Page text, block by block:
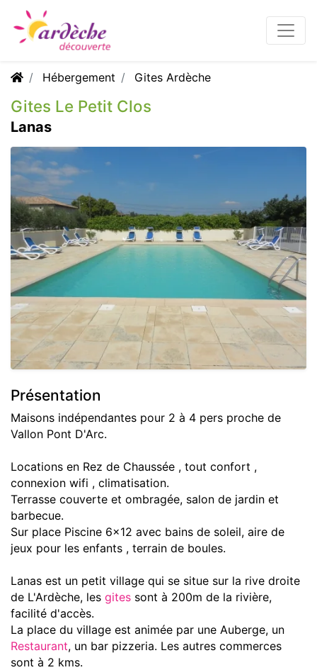
Hébergement Gites Ardèche
Gites Le Petit Clos
Lanas
Présentation
Maisons indépendantes pour 2 à 4 pers proche de
Vallon Pont D'Arc.
Locations en Rez de Chaussée , tout confort ,
connexion wifi , climatisation.
Terrasse couverte et ombragée, salon de jardin et
barbecue.
Sur place Piscine 6x12 avec bains de soleil, aire de
jeux pour les enfants , terrain de boules.
Lanas est un petit village qui se situe sur la rive droite
de L'Ardèche, les gites sont à 200m de la rivière,
facilité d'accès.
La place du village est animée par une Auberge, un
Restaurant, un bar pizzeria. Les autres commerces
sont à 2 kms.